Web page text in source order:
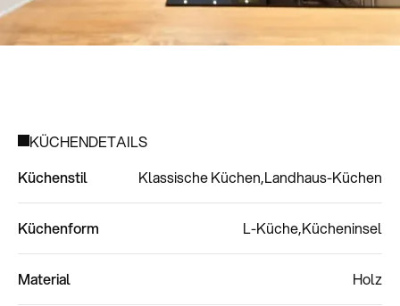
KÜCHENDETAILS
Küchenstil
Klassische Küchen Landhaus-Küchen
Küchenform L-Küche Kücheninsel
Material Holz